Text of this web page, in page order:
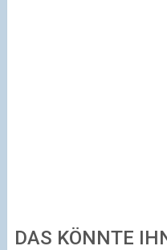
DAS KÖNNTE